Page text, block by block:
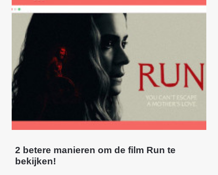
2 betere manieren om de film Run te
bekijken!